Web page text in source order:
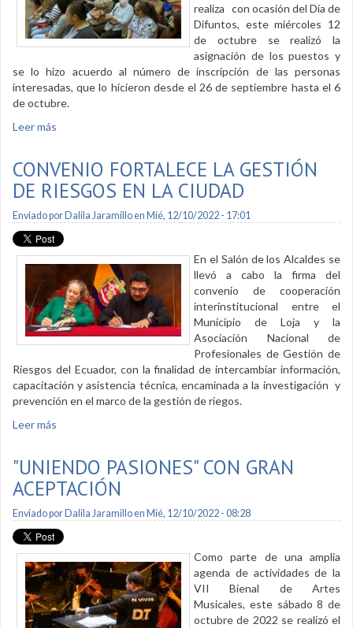
realiza con ocasión del Día de
Difuntos, este miércoles 12
de octubre se realizó la
asignación de los puestos y
se lo hizo acuerdo al número de inscripción de las personas
interesadas, que lo hicieron desde el 26 de septiembre hasta el 6
de octubre.
Leer más
CONVENIO FORTALECE LA GESTIÓN
DE RIESGOS EN LA CIUDAD
Enviado por Dalila Jaramilloen Mié, 12/10/2022 - 17:01
En el Salón de los Alcaldes se
llevó a cabo la firma del
convenio de cooperación
interinstitucional entre el
Municipio de Loja y la
Asociación Nacional de
Profesionales de Gestión de
Riesgos del Ecuador, con la finalidad de intercambiar información,
capacitación y asistencia técnica, encaminada a la investigación y
prevención en el marco de la gestión de riegos.
Leer más
"UNIENDO PASIONES" CON GRAN
ACEPTACIÓN
Enviado por Dalila Jaramilloen Mié, 12/10/2022 - 08:28
Como parte de una amplia
agenda de actividades de la
VII Bienal de Artes
Musicales, este sábado 8 de
octubre de 2022 se realizó el